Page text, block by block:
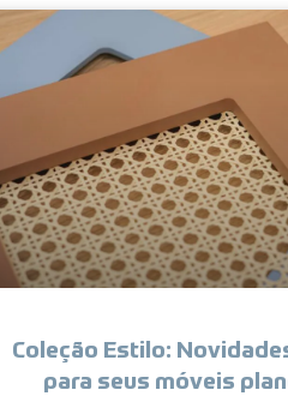
Coleção Estilo:
para seus móveis